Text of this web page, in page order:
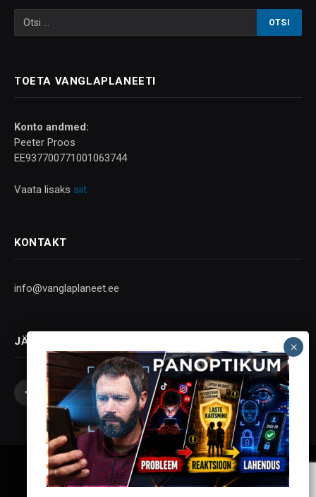
TOETA VANGLAPLANEETI
Konto andmed:
Peeter Proos
EE937700771001063744
Vaata lisaks siit
KONTAKT
info@vanglaplaneet.ee
JÄLGI SOTSIAALMEEDIAS
Facebook
X
(Twitter)
InstagramYouTubeTelegram
Vanglaplaneet - Vastupanu Vaim